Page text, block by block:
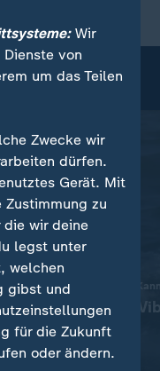
Gesellschaft | Volle
Gefahr durch
der Ostsee
Video2:14
Wir
von
um das Teilen
Zwecke wir
dürfen.
Gerät. Mit
zu
die wir deine
legst unter
welchen
gibst und
für die Zukunft
oder ändern.